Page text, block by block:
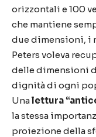
orizzontali e 100
che mantiene
due dimensioni, i
Peters voleva
delle dimensioni
dignitàdi ogni
Unalettura“
la stessa
proiezione della